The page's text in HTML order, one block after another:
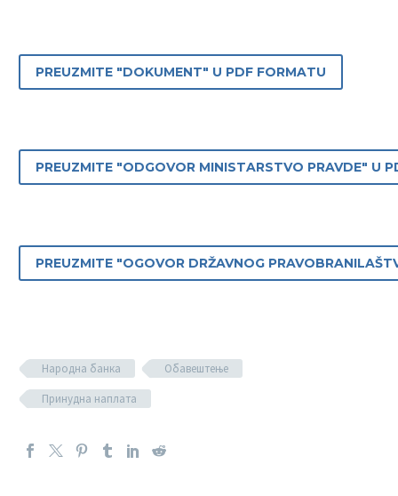
PREUZMITE "DOKUMENT" U PDF FORMATU
PREUZMITE "ODGOVOR MINISTARSTVO PRAVDE" U
PREUZMITE "OGOVOR DRŽAVNOG
Народна банка
Обавештење
Принудна наплата